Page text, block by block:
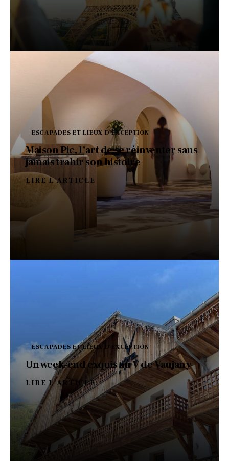
ESCAPADES ET LIEUX D'EXCEPTION
Maison Pic, l’art de se réinventer sans
jamais trahir son histoire
LIRE L'ARTICLE
ESCAPADES ET LIEUX D'EXCEPTION
Un week-end exquis au V de Vaujany
LIRE L'ARTICLE